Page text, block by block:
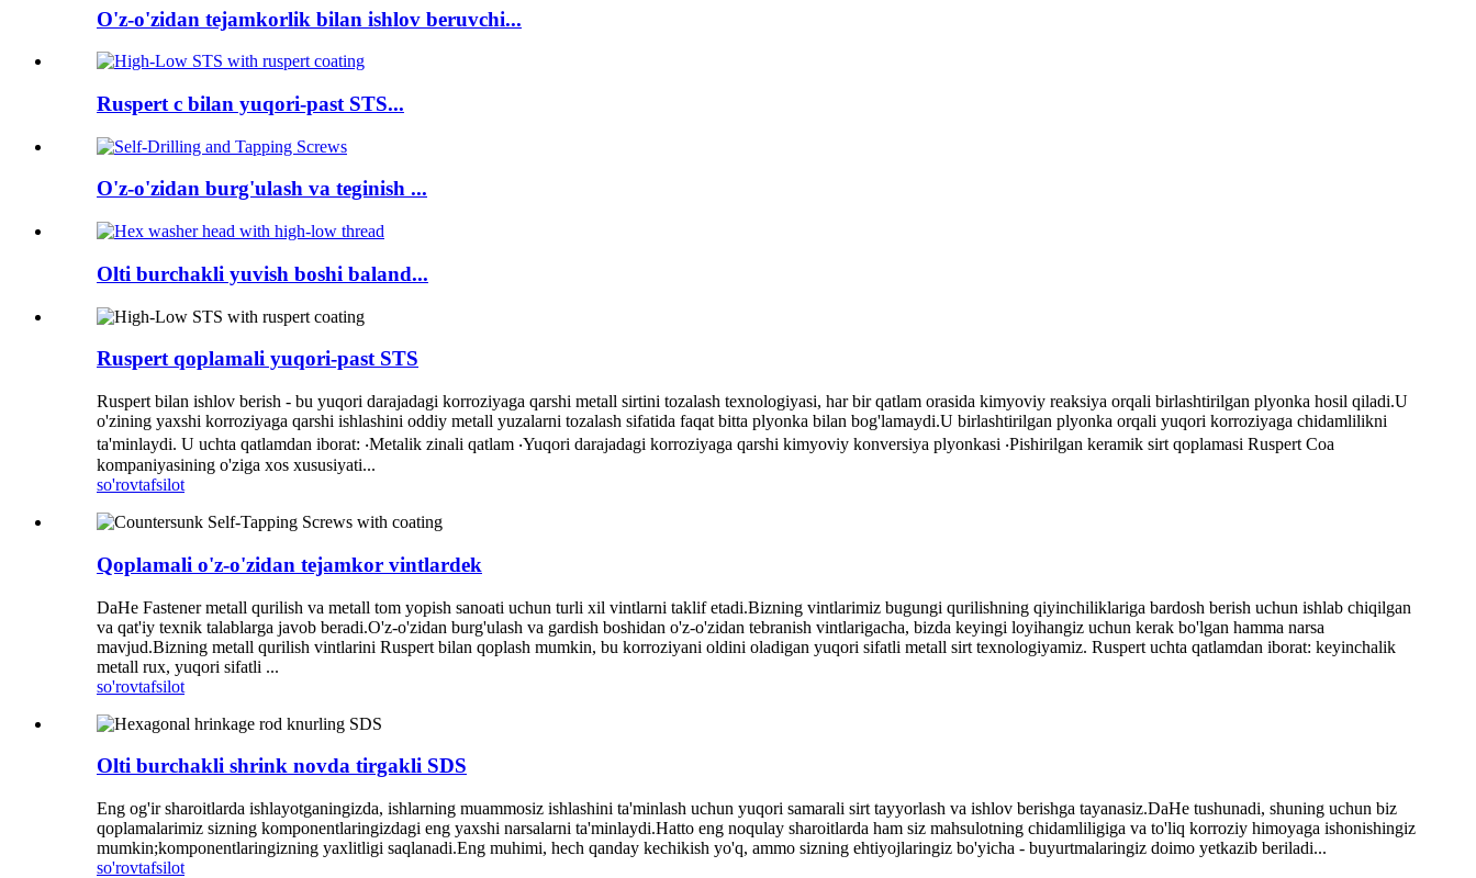
O'z-o'zidan tejamkorlik bilan ishlov beruvchi...
Ruspert c bilan yuqori-past STS...
O'z-o'zidan burg'ulash va teginish ...
Olti burchakli yuvish boshi baland...
Ruspert qoplamali yuqori-past STS
Ruspert bilan ishlov berish - bu yuqori darajadagi korroziyaga qarshi metall sirtini tozalash texnologiyasi, har bir qatlam orasida kimyoviy reaksiya orqali birlashtirilgan plyonka hosil qiladi.U
o'zining yaxshi korroziyaga qarshi ishlashini oddiy metall yuzalarni tozalash sifatida faqat bitta plyonka bilan bog'lamaydi.U birlashtirilgan plyonka orqali yuqori korroziyaga chidamlilikni
ta'minlaydi. U uchta qatlamdan iborat: ‧Metalik zinali qatlam ‧Yuqori darajadagi korroziyaga qarshi kimyoviy konversiya plyonkasi ‧Pishirilgan keramik sirt qoplamasi Ruspert Coa
kompaniyasining o'ziga xos xususiyati...
so'rovtafsilot
Qoplamali o'z-o'zidan tejamkor vintlardek
DaHe Fastener metall qurilish va metall tom yopish sanoati uchun turli xil vintlarni taklif etadi.Bizning vintlarimiz bugungi qurilishning qiyinchiliklariga bardosh berish uchun ishlab chiqilgan
va qat'iy texnik talablarga javob beradi.O'z-o'zidan burg'ulash va gardish boshidan o'z-o'zidan tebranish vintlarigacha, bizda keyingi loyihangiz uchun kerak bo'lgan hamma narsa
mavjud.Bizning metall qurilish vintlarini Ruspert bilan qoplash mumkin, bu korroziyani oldini oladigan yuqori sifatli metall sirt texnologiyamiz. Ruspert uchta qatlamdan iborat: keyinchalik
metall rux, yuqori sifatli ...
so'rovtafsilot
Olti burchakli shrink novda tirgakli SDS
Eng og'ir sharoitlarda ishlayotganingizda, ishlarning muammosiz ishlashini ta'minlash uchun yuqori samarali sirt tayyorlash va ishlov berishga tayanasiz.DaHe tushunadi, shuning uchun biz
qoplamalarimiz sizning komponentlaringizdagi eng yaxshi narsalarni ta'minlaydi.Hatto eng noqulay sharoitlarda ham siz mahsulotning chidamliligiga va to'liq korroziy himoyaga ishonishingiz
mumkin;komponentlaringizning yaxlitligi saqlanadi.Eng muhimi, hech qanday kechikish yo'q, ammo sizning ehtiyojlaringiz bo'yicha - buyurtmalaringiz doimo yetkazib beriladi...
so'rovtafsilot